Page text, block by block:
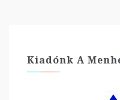
Kiadónk A